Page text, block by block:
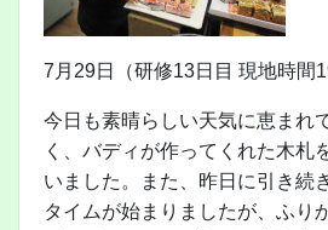
7月29日（研修13日目 現地時間
今日も素晴らしい天気に恵まれ
く、バディが作ってくれた木札
いました。また、昨日に引き続
タイムが始まりましたが、ふり